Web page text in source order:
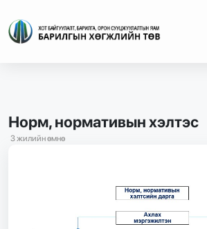
Норм, нормативын хэлтэс
3 жилийн өмнө